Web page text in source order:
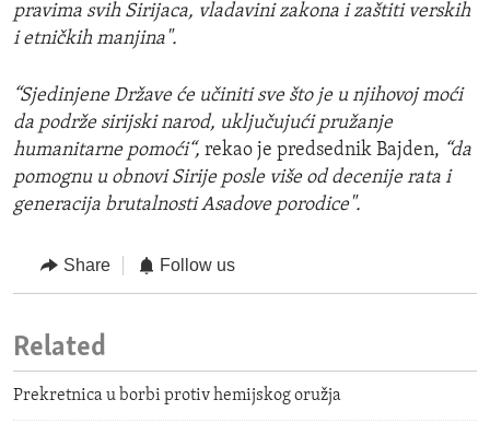
pravima svih Sirijaca, vladavini zakona i zaštiti verskih
i etničkih manjina".
“Sjedinjene Države će učiniti sve što je u njihovoj moći
da podrže sirijski narod, uključujući pružanje
humanitarne pomoći“, rekao je predsednik Bajden, “da
pomognu u obnovi Sirije posle više od decenije rata i
generacija brutalnosti Asadove porodice".
Share Follow us
Related
Prekretnica u borbi protiv hemijskog oružja